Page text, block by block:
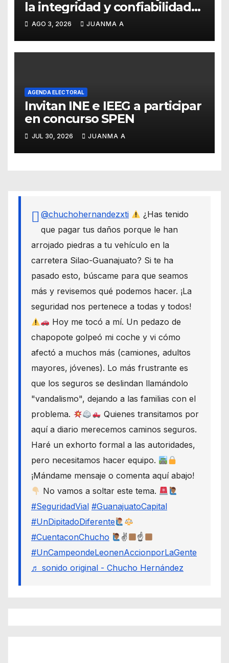
la integridad y confiabilidad
del Padrón Electoral
AGO 3, 2026 JUANMA A
AGENDA ELECTORAL
Invitan INE e IEEG a participar
en concurso SPEN
JUL 30, 2026 JUANMA A
@chuchohernandezxti
¿Has tenido
que pagar tus daños porque le han
arrojado piedras a tu vehículo en la
carretera Silao-Guanajuato? Si te ha
pasado esto, búscame para que seamos
más y revisemos qué podemos hacer. ¡La
seguridad nos pertenece a todas y todos!
Hoy me tocó a mí. Un pedazo de
chapopote golpeó mi coche y vi cómo
afectó a muchos más (camiones, adultos
mayores, jóvenes). Lo más frustrante es
que los seguros se deslindan llamándolo
"vandalismo", dejando a las familias con el
problema.
Quienes transitamos por
aquí a diario merecemos caminos seguros.
Haré un exhorto formal a las autoridades,
pero necesitamos hacer equipo.
¡Mándame mensaje o comenta aquí abajo!
No vamos a soltar este tema.
#SeguridadVial #GuanajuatoCapital
#UnDipitadoDiferente
#CuentaconChucho
✌
☝
#UnCampeondeLeonenAccionporLaGente
♬ sonido original - Chucho Hernández